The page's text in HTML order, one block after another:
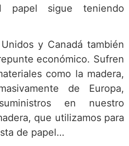
papel sigue teniendo
y Canadá también
económico. Sufren
como la madera,
de Europa,
en nuestro
que utilizamos para
de papel…